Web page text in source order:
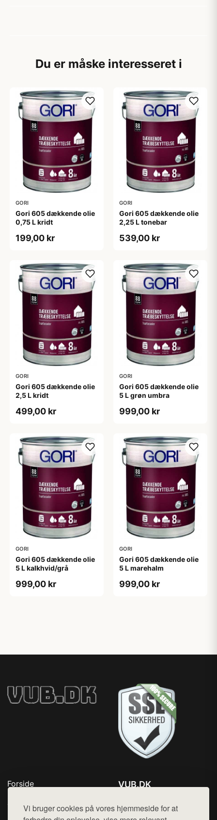
Vi bruger cookies på vores hjemmeside for at
Du er måske interesseret i
GORI
Gori 605 dækkende olie
0,75 L kridt
199,00 kr
GORI
Gori 605 dækkende olie
2,25 L tonebar
539,00 kr
GORI
Gori 605 dækkende olie
2,5 L kridt
499,00 kr
GORI
Gori 605 dækkende olie
5 L grøn umbra
999,00 kr
GORI
Gori 605 dækkende olie
5 L kalkhvid/grå
999,00 kr
GORI
Gori 605 dækkende olie
5 L marehalm
999,00 kr
Forside
Top Rabatter
VUB.DK